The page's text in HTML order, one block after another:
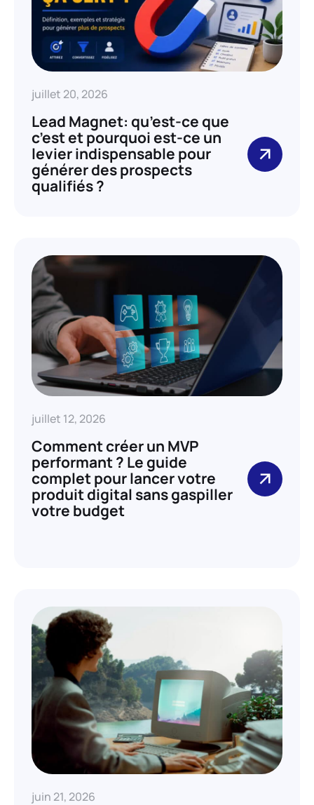
juillet 20, 2026
Lead Magnet: qu’est-ce que
c’est et pourquoi est-ce un
levier indispensable pour
générer des prospects
qualifiés ?
juillet 12, 2026
Comment créer un MVP
performant ? Le guide
complet pour lancer votre
produit digital sans gaspiller
votre budget
juin 21, 2026